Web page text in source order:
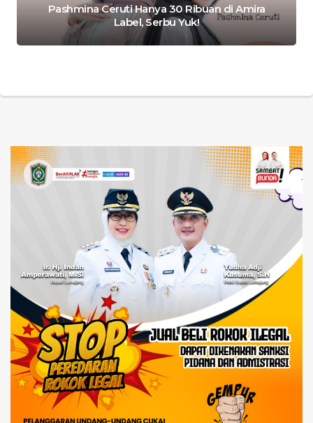
Pashmina Ceruti Hanya 30 Ribuan di Amira
Label, Serbu Yuk!